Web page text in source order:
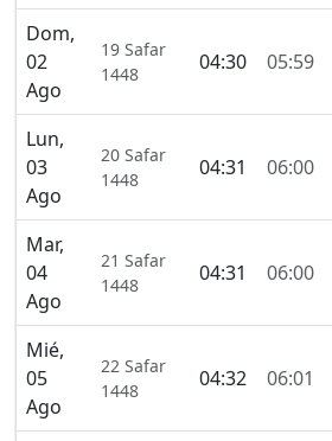
Dom,
02
Ago
19 Safar
1448
04:30 05:59
Lun,
03
Ago
20 Safar
1448
04:31 06:00
Mar,
04
Ago
21 Safar
1448
04:31 06:00
Mié,
05
Ago
22 Safar
1448
04:32 06:01